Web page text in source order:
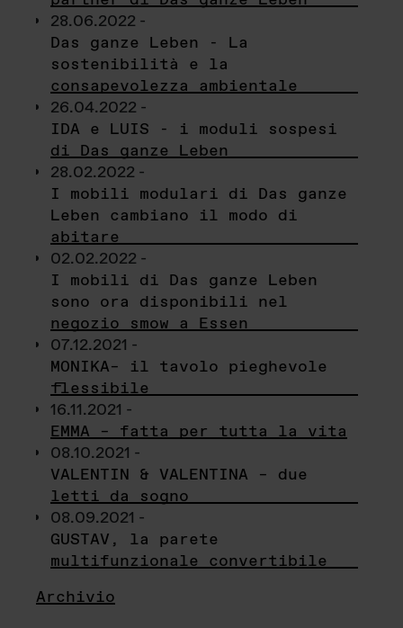
28.06.2022 -
Das ganze Leben - La
sostenibilità e la
consapevolezza ambientale
26.04.2022 -
IDA e LUIS - i moduli sospesi
di Das ganze Leben
28.02.2022 -
I mobili modulari di Das ganze
Leben cambiano il modo di
abitare
02.02.2022 -
I mobili di Das ganze Leben
sono ora disponibili nel
negozio smow a Essen
07.12.2021 -
MONIKA– il tavolo pieghevole
flessibile
16.11.2021 -
EMMA – fatta per tutta la vita
08.10.2021 -
VALENTIN & VALENTINA – due
letti da sogno
08.09.2021 -
GUSTAV, la parete
multifunzionale convertibile
Archivio